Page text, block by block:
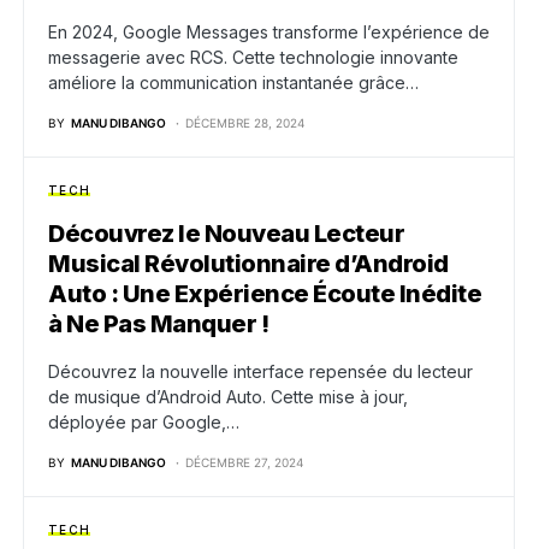
En 2024, Google Messages transforme l’expérience de
messagerie avec RCS. Cette technologie innovante
améliore la communication instantanée grâce…
BY MANU DIBANGO DÉCEMBRE 28, 2024
TECH
Découvrez le Nouveau Lecteur
Musical Révolutionnaire d’Android
Auto : Une Expérience Écoute Inédite
à Ne Pas Manquer !
Découvrez la nouvelle interface repensée du lecteur
de musique d’Android Auto. Cette mise à jour,
déployée par Google,…
BY MANU DIBANGO DÉCEMBRE 27, 2024
TECH